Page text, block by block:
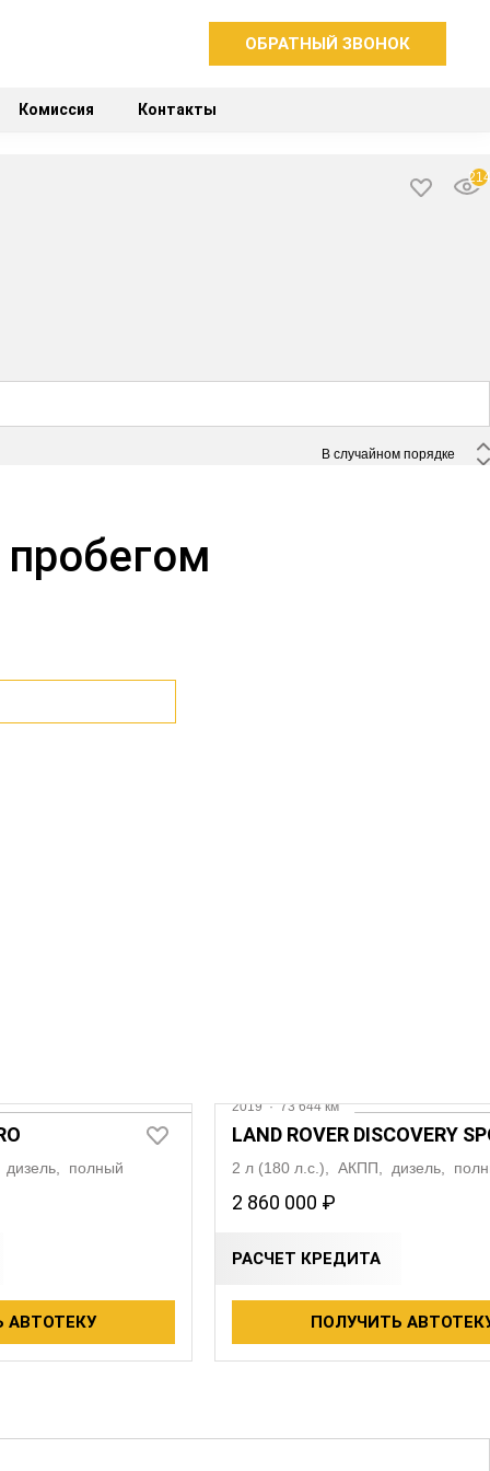
ОБРАТНЫЙ ЗВОНОК
Комиссия Контакты
214
пробегом
полный
АВТОТЕКУ
2019·73 644 км
LAND ROVER DISCOVERY
2 л (180 л.с.), АКПП, дизель,
2 860 000 ₽
РАСЧЕТ КРЕДИТА
ПОЛУЧИТЬ